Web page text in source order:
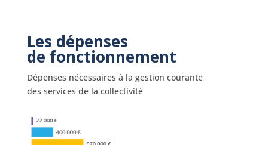
Les dépenses
de fonctionnement
Dépenses nécessaires à la gestion courante
des services de la collectivité